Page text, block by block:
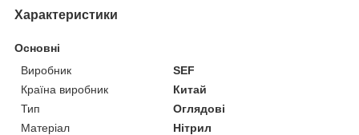
Характеристики
Основні
Виробник
SEF
Країна виробник
Китай
Тип
Оглядові
Матеріал
Нітрил